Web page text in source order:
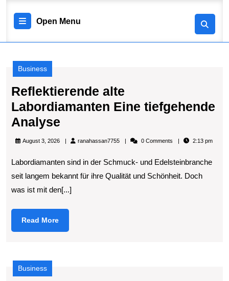
content
Open Menu
Menu
Business
Reflektierende alte
Labordiamanten Eine tiefgehende
Analyse
alte
Eine
tiefgehende
Analyse
August 3, 2026 ranahassan7755ranahassan7755
0 Comments 2:13 pm
Labordiamanten sind in der Schmuck- und Edelsteinbranche
seit langem bekannt für ihre Qualität und Schönheit. Doch
was ist mit den[...]
Read MoreRead
More
Business